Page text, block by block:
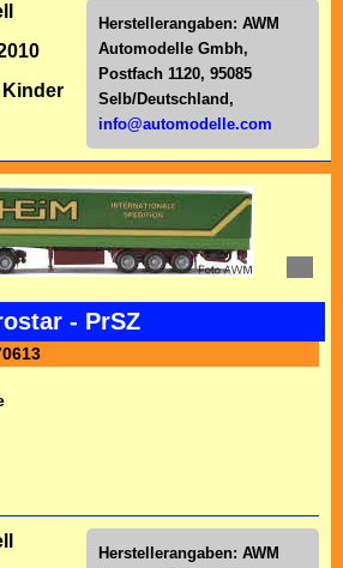
Herstellerangaben: AWM
Automodelle Gmbh,
Postfach 1120, 95085
Selb/Deutschl and,
info@automodelle.com
- PrSZ
Herstellerangaben: AWM